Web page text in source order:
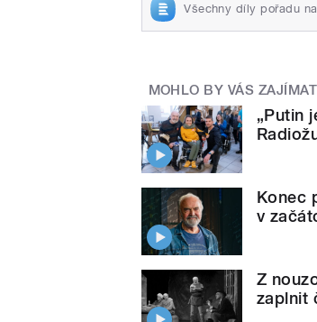
Všechny díly pořadu
MOHLO BY VÁS ZAJÍMAT
„Putin
Konec
v
Z
zaplnit